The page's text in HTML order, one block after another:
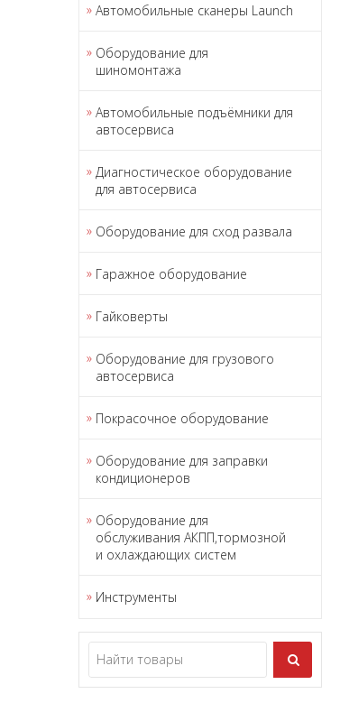
Автомобильные сканеры Launch
Оборудование для
шиномонтажа
Автомобильные подъёмники для
автосервиса
Диагностическое оборудование
для автосервиса
Оборудование для сход развала
Гаражное оборудование
Гайковерты
Оборудование для грузового
автосервиса
Покрасочное оборудование
Оборудование для заправки
кондиционеров
Оборудование для
обслуживания АКПП,тормозной
и охлаждающих систем
Инструменты